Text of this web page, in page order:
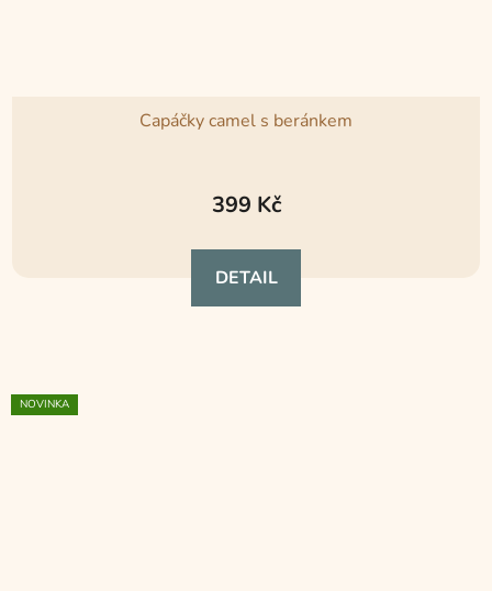
Capáčky camel s beránkem
hodnocení
je
5,0
z
399 Kč
DETAIL
NOVINKA